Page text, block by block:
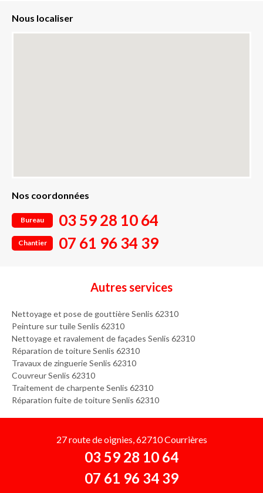
Nous localiser
Nos coordonnées
Bureau 03 59 28 10 64
Chantier 07 61 96 34 39
Autres services
Nettoyage et pose de gouttière Senlis 62310
Peinture sur tuile Senlis 62310
Nettoyage et ravalement de façades Senlis 62310
Réparation de toiture Senlis 62310
Travaux de zinguerie Senlis 62310
Couvreur Senlis 62310
Traitement de charpente Senlis 62310
Réparation fuite de toiture Senlis 62310
27 route de oignies, 62710 Courrières
03 59 28 10 64
07 61 96 34 39